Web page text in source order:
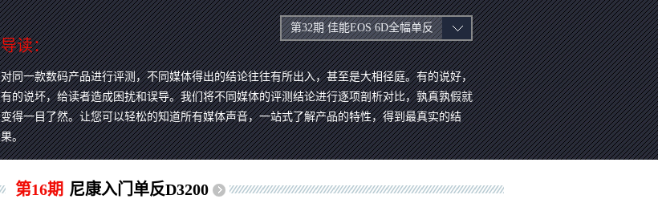
导读：
对同一款数码产品进行评测，不同媒体得出的结论往往有所出入，甚至是大相径庭。有的说好，
有的说坏，给读者造成困扰和误导。我们将不同媒体的评测结论进行逐项剖析对比，孰真孰假就
变得一目了然。让您可以轻松的知道所有媒体声音，一站式了解产品的特性，得到最真实的结
果。
第32期 佳能EOS 6D全幅单反
第16期 尼康入门单反D3200